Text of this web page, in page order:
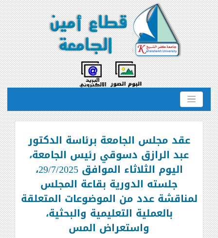
عقد مجلس الجامعة برئاسة الدكتور
عبد الرازق دسوقي رئيس الجامعة،
اليوم الثلاثاء الموافق 29/7/2025،
جلسته الدورية بقاعة المجلس
لمناقشة عدد من الموضوعات المتعلقة
بالعملية التعليمية والبحثية،
واستعراض المس